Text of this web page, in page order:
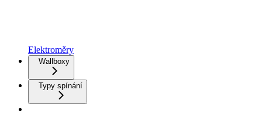
Elektroměry
Wallboxy
Typy spínání